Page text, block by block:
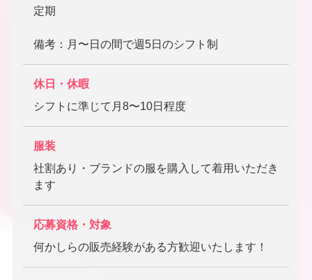
定期
備考：月〜日の間で週5日のシフト制
休日・休暇
シフトに準じて月8〜10日程度
服装
社割あり・ブランドの服を購入して着用いただき
ます
応募資格・対象
何かしらの販売経験がある方歓迎いたします！